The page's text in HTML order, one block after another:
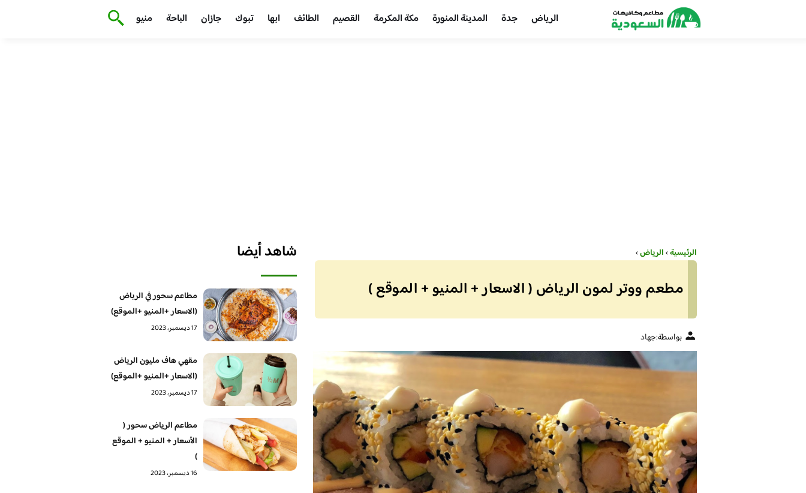
الرياض جدة المدينة المنورة مكة المكرمة القصيم الطائف ابها تبوك جازان الباحة منيو
الرئيسية›الرياض›
مطعم ووتر لمون الرياض ( الاسعار + المنيو + الموقع )
بواسطة:جهاد
شاهد أيضا
مطاعم سحور في الرياض
(الاسعار +المنيو +الموقع)
17 ديسمبر، 2023
مقهي هاف مليون الرياض
(الاسعار +المنيو +الموقع)
17 ديسمبر، 2023
مطاعم الرياض سحور (
الأسعار + المنيو + الموقع
)
16 ديسمبر، 2023